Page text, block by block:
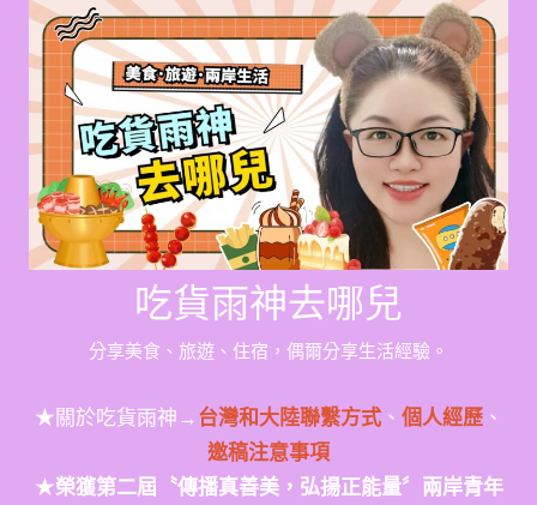
Skip
content
吃貨雨神去哪兒
分享美食、旅遊、住宿，偶爾分享生活經驗。
★關於吃貨雨神→台灣和大陸聯繫方式、 個人經歷、
邀稿注意事項
★榮獲第二屆〝傳播真善美，弘揚正能量〞兩岸青年